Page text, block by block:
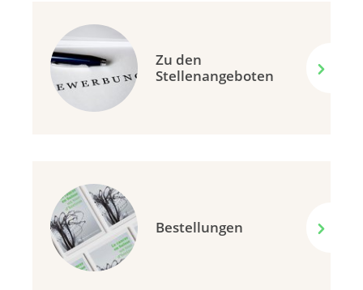
Zu den
Stellenangeboten
Bestellungen